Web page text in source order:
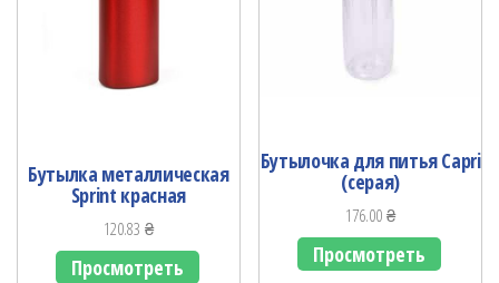
Бутылка металлическая
Sprint красная
120.83 ₴
Просмотреть
Бутылочка для питья Capri
(серая)
176.00₴
Просмотреть